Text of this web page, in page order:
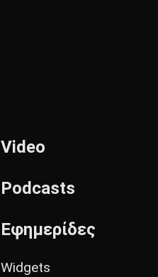
Video
Podcasts
Εφημερίδες
Widgets